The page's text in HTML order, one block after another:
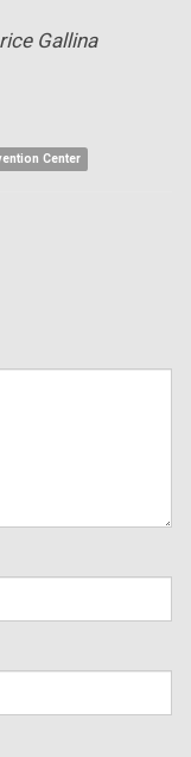
Gallina
Center